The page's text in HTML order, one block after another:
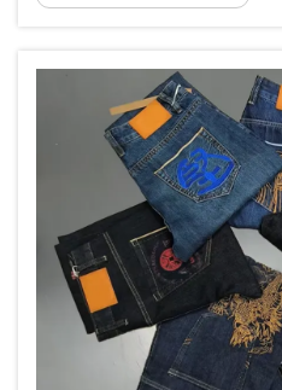
χιλιάδων εξαρτημάτων,
ολόκληρης της προσπάθειάς